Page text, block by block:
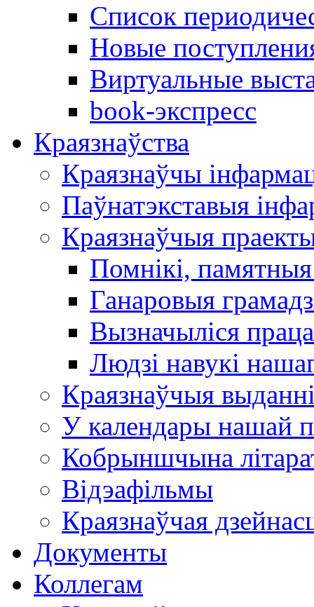
Список
Новые
Виртуальные
book-экспресс
Краязнаўства
Краязнаўчы
Паўнатэкставыя
Краязнаўчыя
Помнікі,
Ганаровыя
Вызначыліся
Людзі навукі
Краязнаўчыя
У календары нашай
Кобрыншчына
Відэафільмы
Краязнаўчая
Документы
Коллегам